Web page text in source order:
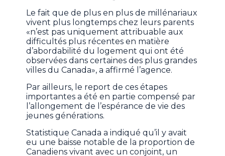
Le fait que de plus en plus de millénariaux
vivent plus longtemps chez leurs parents
«n’est pas uniquement attribuable aux
difficultés plus récentes en matière
d’abordabilité du logement qui ont été
observées dans certaines des plus grandes
villes du Canada», a affirmé l’agence.
Par ailleurs, le report de ces étapes
importantes a été en partie compensé par
l’allongement de l’espérance de vie des
jeunes générations.
Statistique Canada a indiqué qu’il y avait
eu une baisse notable de la proportion de
Canadiens vivant avec un conjoint, un